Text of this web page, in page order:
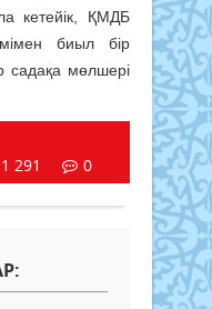
кетейік, ҚМДБ
биыл бір
садақа мөлшері
1 291 0